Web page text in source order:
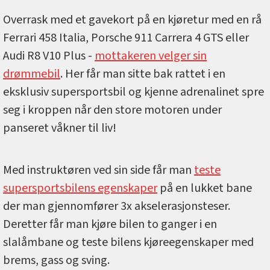
Overrask med et gavekort på en kjøretur med en rå
Ferrari 458 Italia, Porsche 911 Carrera 4 GTS eller
Audi R8 V10 Plus -mottakeren velger sin
drømmebil. Her får man sitte bak rattet i en
eksklusiv supersportsbil og kjenne adrenalinet spre
seg i kroppen når den store motoren under
panseret våkner til liv!
Med instruktøren ved sin side får manteste
supersportsbilens egenskaperpå en lukket bane
der man gjennomfører 3x akselerasjonsteser.
Deretter får man kjøre bilen to ganger i en
slalåmbane og teste bilens kjøreegenskaper med
brems, gass og sving.